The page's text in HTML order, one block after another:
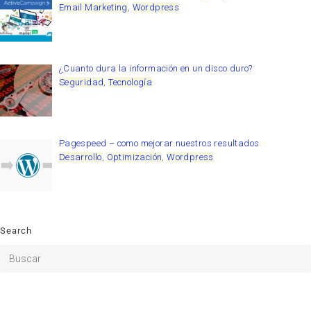
Email Marketing , Wordpress
¿Cuanto dura la información en un disco duro?
Seguridad,Tecnología
Pagespeed – como mejorar nuestros resultados
Desarrollo, Optimización,Wordpress
Search